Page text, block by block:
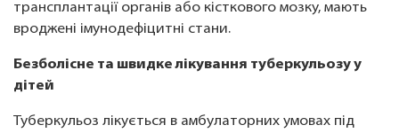
трансплантації органів або кісткового мозку, мають
вроджені імунодефіцитні стани.
Безболісне та швидке лікування туберкульозу у
дітей
Туберкульоз лікується в амбулаторних умовах під